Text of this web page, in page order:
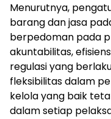
Menurutnya,
barang dan jasa
berpedoman pada
akuntabilitas,
regulasi yang
fleksibilitas dalam
kelola yang baik
dalam setiap